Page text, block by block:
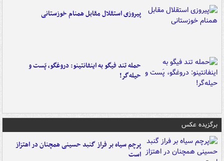
پیروزی استقلال مقابل همنام خوزستانی
حمله تند فیگو به اینفانتینو: دروغگو، پَست‌ و
حیله‌گر!
برگزیده عکس
پرچم سیاه بر فراز گنبد حسینی همچنان در اهتزاز
است